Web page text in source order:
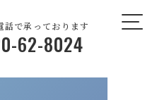
話で承っております
62-8024